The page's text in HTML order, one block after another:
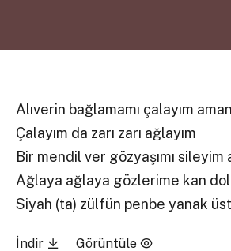
Alıverin bağlamamı çalayım aman
Çalayım da zarı zarı ağlayım
Bir mendil ver gözyaşımı sileyim
Ağlaya ağlaya gözlerime kan
Siyah (ta) zülfün penbe yanak
İndir Görüntüle